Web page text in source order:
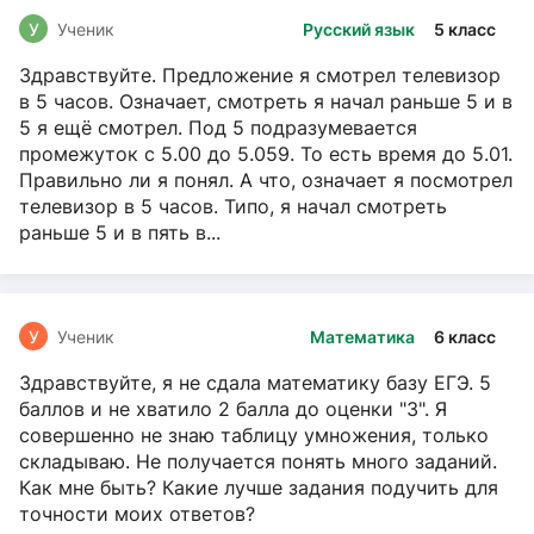
Русский язык 5 класс
У Ученик
Здравствуйте. Предложение я смотрел телевизор
в 5 часов. Означает, смотреть я начал раньше 5 и в
5 я ещё смотрел. Под 5 подразумевается
промежуток с 5.00 до 5.059. То есть время до 5.01.
Правильно ли я понял. А что, означает я посмотрел
телевизор в 5 часов. Типо, я начал смотреть
раньше 5 и в пять в...
Математика 6 класс
У Ученик
Здравствуйте, я не сдала математику базу ЕГЭ. 5
баллов и не хватило 2 балла до оценки "3". Я
совершенно не знаю таблицу умножения, только
складываю. Не получается понять много заданий.
Как мне быть? Какие лучше задания подучить для
точности моих ответов?